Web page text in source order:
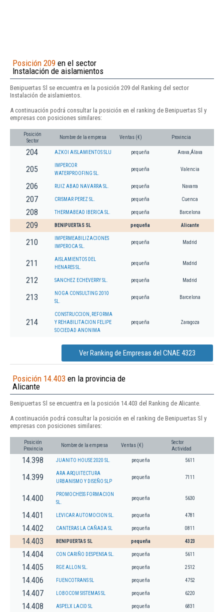
Posición 209 en el sector
Instalación de aislamientos
Benipuertas Sl se encuentra en la posición 209 del Ranking del sector
Instalación de aislamientos.
A continuación podrá consultar la posición en el ranking de Benipuertas Sl y
empresas con posiciones similares:
Posición
Sector
Nombre de la empresa Ventas (€) Provincia
204 AZKOI AISLAMIENTOS SLU pequeña Arava,Álava
205
IMPERCOR
WATERPROOFING SL.
pequeña Valencia
206 RUIZ ABAD NAVARRA SL. pequeña Navarra
207 CRISMAR PEREZ SL. pequeña Cuenca
208 THERMABEAD IBERICA SL. pequeña Barcelona
209 BENIPUERTAS SL pequeña Alicante
210
IMPERMEABILIZACIONES
IMPEROCA SL.
pequeña Madrid
211
AISLAMIENTOS DEL
HENARES SL.
pequeña Madrid
212 SANCHEZ ECHEVERRY SL. pequeña Madrid
213
NOGA CONSULTING 2010
SL.
pequeña Barcelona
214
CONSTRUCCION, REFORMA
Y REHABILITACION FELIPE
SOCIEDAD ANONIMA
pequeña Zaragoza
Ver Ranking de Empresas del CNAE 4323
Posición 14.403 en la provincia de
Alicante
Benipuertas Sl se encuentra en la posición 14.403 del Ranking de Alicante.
A continuación podrá consultar la posición en el ranking de Benipuertas Sl y
empresas con posiciones similares:
Posición
Provincia
Nombre de la empresa Ventas (€)
Sector
Actividad
14.398 JUANITO HOUSE 2020 SL. pequeña 5611
14.399
ARA ARQUITECTURA
URBANISMO Y DISEÑO SLP
pequeña 7111
14.400
PROMOCHESS FORMACION
SL.
pequeña 5630
14.401 LEVICAR AUTOMOCION SL. pequeña 4781
14.402 CANTERAS LA CAÑADA SL pequeña 0811
14.403 BENIPUERTAS SL pequeña 4323
14.404 CON CARIÑO DESPENSA SL. pequeña 5611
14.405 RGE ALLON SL. pequeña 2512
14.406 FUENCOTRANS SL pequeña 4752
14.407 LOBOCOM SISTEMAS SL pequeña 6220
14.408 ASPELX LACID SL pequeña 6831